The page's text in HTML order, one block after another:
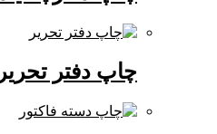
چاپ دفتر تحریر